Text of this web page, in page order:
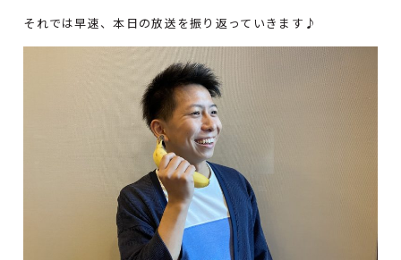
それでは早速、本日の放送を振り返っていきます♪